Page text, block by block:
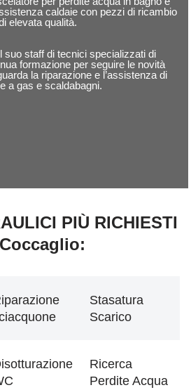
caldaie con pezzi di ricambio
elevata qualità.
suo staff di tecnici specializzati di
formazione per seguire le novità
la riparazione e l’assistenza di
a gas e scaldabagni.
PIÙ RICHIESTI
Stasatura
Scarico
Ricerca
Perdite Acqua